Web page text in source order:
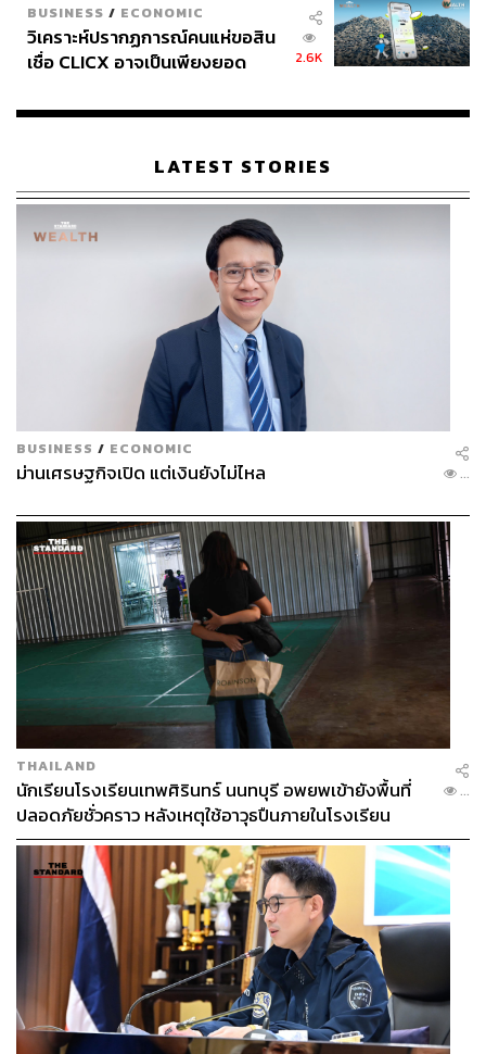
ภาพ: Waterzonic
Chang Carnival Presents WATERZONIC LOCKDOWN
ปาร์ตี้ Waterzonic ออนไลน์ผ่านทางไลฟ์และ Zoom ที่
ขนดีเจมาสร้างความมันให้คุณถึงบ้าน
25 เมษายน 2563 เวลา 22.00-02.00 น.
https://www.facebook.com/waterzonic/
สนุกไปกับเสียงเพลงจากดีเจยาวๆ 4 ชั่วโมง ตั้งแต่สี่ทุ่ม
จนถึงตีสอง
พิสูจน์อักษร: ภาสิณี เพิ่มพันธุ์พงศ์
TAGS: ดนตรี โบ.ลาน (Bo.lan) POP LIVE
54
ABOUT THE AUTHOR
วรนิต หิรัญพงษ์
อดีตนักเขียนอาหาร ท่องเที่ยว และความ
สัมพันธ์ ปัจจุบันเป็นนักเขียนอิสระที่กำลังตาม
หาความฝันและเส้นทางใหม่ในประเทศญี่ปุ่น
BUSINESS / ECONOMIC
วิเคราะห์ปรากฏการณ์คนแห่ขอสิน
เชื่อ CLICX อาจเป็นเพียงยอด
เรือนไทยที่ถูกซุกไว้
2.6K
LATEST STORIES
BUSINESS / ECONOMIC
ม่านเศรษฐกิจเปิด แต่เงินยังไม่ไหล ...
THAILAND
นักเรียนโรงเรียนเทพศิรินทร์ นนทบุรี อพยพเข้ายังพื้นที่
ปลอดภัยชั่วคราว หลังเหตุใช้อาวุธปืนภายในโรงเรียน
คลี่คลาย
...